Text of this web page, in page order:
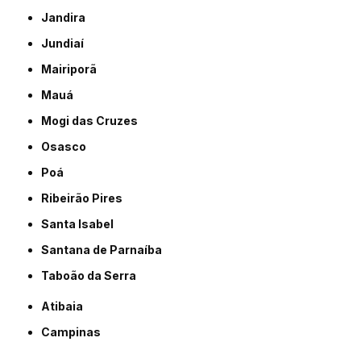
Jandira
Jundiaí
Mairiporã
Mauá
Mogi das Cruzes
Osasco
Poá
Ribeirão Pires
Santa Isabel
Santana de Parnaíba
Taboão da Serra
Atibaia
Campinas